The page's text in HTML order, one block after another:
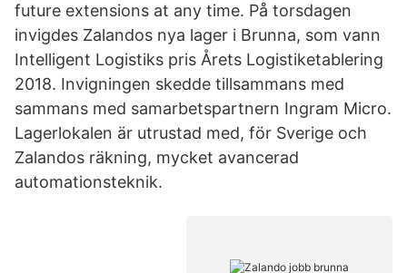
future extensions at any time. På torsdagen
invigdes Zalandos nya lager i Brunna, som vann
Intelligent Logistiks pris Årets Logistiketablering
2018. Invigningen skedde tillsammans med
sammans med samarbetspartnern Ingram Micro.
Lagerlokalen är utrustad med, för Sverige och
Zalandos räkning, mycket avancerad
automationsteknik.